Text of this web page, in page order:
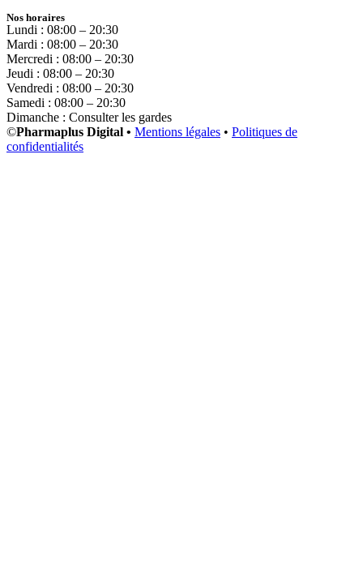
Nos horaires
Lundi : 08:00 – 20:30
Mardi : 08:00 – 20:30
Mercredi : 08:00 – 20:30
Jeudi : 08:00 – 20:30
Vendredi : 08:00 – 20:30
Samedi : 08:00 – 20:30
Dimanche : Consulter les gardes
©Pharmaplus Digital • Mentions légales • Politiques de
confidentialités